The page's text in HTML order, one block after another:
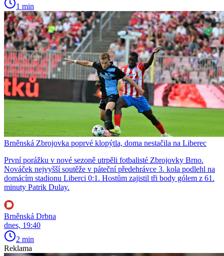
1 min
Brněnská Zbrojovka poprvé klopýtla, doma nestačila na Liberec
První porážku v nové sezoně utrpěli fotbalisté Zbrojovky Brno.
Nováček nejvyšší soutěže v páteční předehrávce 3. kola podlehl na
domácím stadionu Liberci 0:1. Hostům zajistil tři body gólem z 61.
minuty Patrik Dulay.
Brněnská Drbna
dnes, 19:40
2 min
Reklama